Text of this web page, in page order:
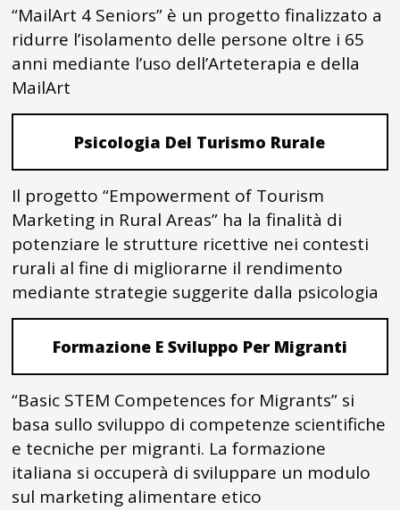
“MailArt 4 Seniors” è un progetto finalizzato a
ridurre l’isolamento delle persone oltre i 65
anni mediante l’uso dell’Arteterapia e della
MailArt
Psicologia Del Turismo Rurale
Il progetto “Empowerment of Tourism
Marketing in Rural Areas” ha la finalità di
potenziare le strutture ricettive nei contesti
rurali al fine di migliorarne il rendimento
mediante strategie suggerite dalla psicologia
Formazione E Sviluppo Per Migranti
“Basic STEM Competences for Migrants” si
basa sullo sviluppo di competenze scientifiche
e tecniche per migranti. La formazione
italiana si occuperà di sviluppare un modulo
sul marketing alimentare etico